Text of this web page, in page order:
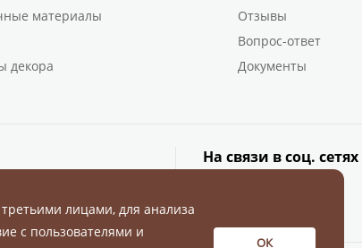
материалы
декора
Отзывы
Вопрос-ответ
Документы
На связи в соц. сетях
лицами, для анализа
с пользователями и
ОК